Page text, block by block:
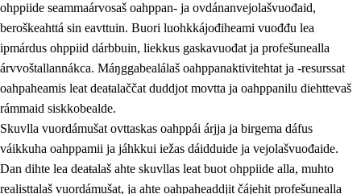
3. Skuvlla praksisa prinsihpat
3.1 Fátmmasteaddji oahppanbiras
3.2 Oahpaheapmi ja heivehuvvon oahpahus
3.3 Ovttasbargu ruovttu ja skuvlla gaskka
ohppiide seammaárvosaš oahppan- ja ovdánanvejolašvuođaid,
beroškeahttá sin eavttuin. Buori luohkkájođiheami vuođđu lea
ipmárdus ohppiid dárbbuin, liekkus gaskavuođat ja profešunealla
árvvoštallannákca. Máŋggabealálaš oahppanaktivitehtat ja -resurssat
oahpaheamis leat deaŧalaččat duddjot movtta ja oahppanilu diehttevaš
rámmaid siskkobealde.
Skuvlla vuordámušat ovttaskas oahppái árjja ja birgema dáfus
váikkuha oahppamii ja jáhkkui iežas dáidduide ja vejolašvuođaide.
Dan dihte lea deaŧalaš ahte skuvllas leat buot ohppiide alla, muhto
realisttalaš vuordámušat, ja ahte oahpaheaddjit čájehit profešunealla